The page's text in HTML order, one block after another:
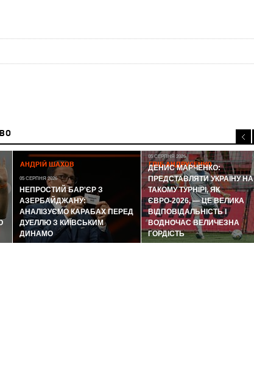
АНДРІЙ ШАХОВ
05 СЕРПНЯ 2026
НЕПРОСТИЙ БАР'ЄР З
АЗЕРБАЙДЖАНУ:
АНАЛІЗУЄМО КАРАБАХ ПЕРЕД
ДУЕЛЛЮ З КИЇВСЬКИМ
ДИНАМО
ГЛІБ АНДРУСЕНКО
05 СЕРПНЯ 2026
ДЕНИС МАРЧЕНКО:
ПРЕДСТАВЛЯТИ УКРАЇНУ НА
ТАКОМУ ТУРНІРІ, ЯК
ЄВРО-2026, — ЦЕ ВЕЛИКА
ВІДПОВІДАЛЬНІСТЬ І
ВОДНОЧАС ВЕЛИЧЕЗНА
ГОРДІСТЬ